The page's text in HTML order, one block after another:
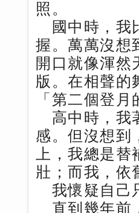
照。
國中時，我
握。萬萬沒想
開口就像渾然
版。在相聲的
「第二個登
高中時，我
感。但沒想到
上，我總是
壯；而我，依
我懷疑自己
直到幾年前